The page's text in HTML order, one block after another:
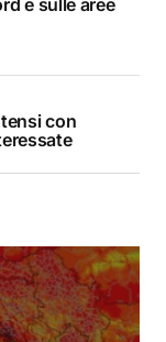
e sulle aree
con